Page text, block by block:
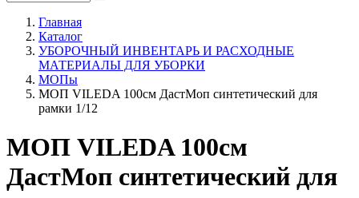
Главная
Каталог
УБОРОЧНЫЙ ИНВЕНТАРЬ И РАСХОДНЫЕ
МАТЕРИАЛЫ ДЛЯ УБОРКИ
МОПы
МОП VILEDA 100см ДастМоп синтетический для
рамки 1/12
МОП VILEDA 100см
ДастМоп синтетический для